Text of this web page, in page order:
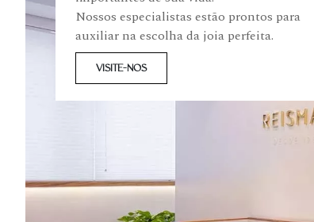
Nossos especialistas estão prontos para
auxiliar na escolha da joia perfeita.
VISITE-NOS